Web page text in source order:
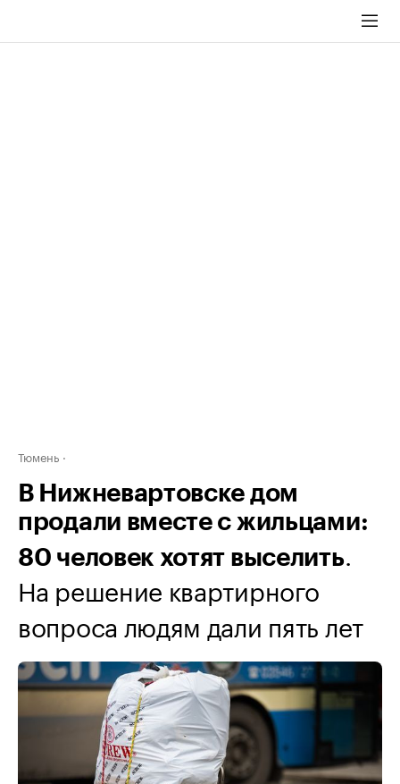
Тюмень
В Нижневартовске дом
продали вместе с жильцами:
80 человек хотят выселить.
На решение квартирного
вопроса людям дали пять лет